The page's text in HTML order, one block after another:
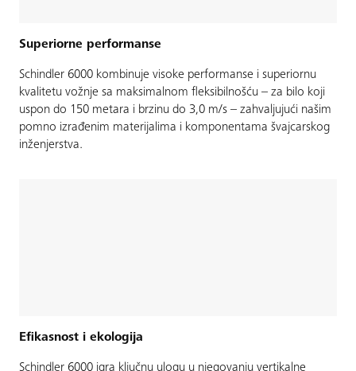
Superiorne performanse
Schindler 6000 kombinuje visoke performanse i superiornu
kvalitetu vožnje sa maksimalnom fleksibilnošću – za bilo koji
uspon do 150 metara i brzinu do 3,0 m/s – zahvaljujući našim
pomno izrađenim materijalima i komponentama švajcarskog
inženjerstva.
Efikasnost i ekologija
Schindler 6000 igra ključnu ulogu u njegovanju vertikalne